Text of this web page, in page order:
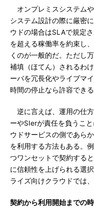
オンプレミスシステム
システム設計の際に厳密
ウドの場合はSLAで規定
を超える稼働率を約束し
くのが一般的だ。ただし
補填（ほてん）されるわ
ーバを冗長化やライブマ
時間の停止なら許容でき
逆に言えば、運用の仕
ーやSIerが責任を負うこ
ウドサービスの側であら
を利用する方法もある。
つワンセットで契約する
に信頼性を上げられる選
ライズ向けクラウドでは
契約から利用開始までの